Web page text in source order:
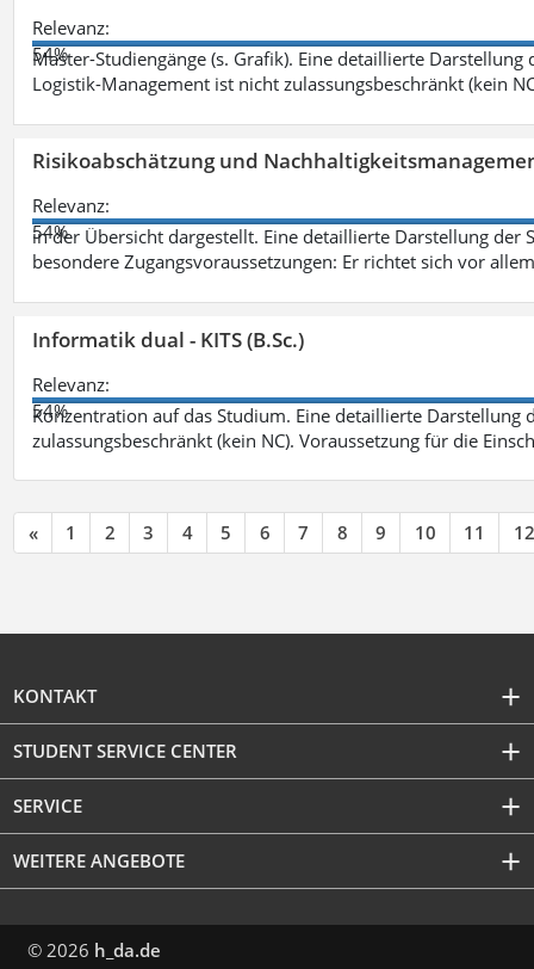
Relevanz:
54%
Master-Studiengänge (s. Grafik). Eine detaillierte
Logistik-Management ist nicht zulassungsbeschränkt (kein
Risikoabschätzung und
Relevanz:
54%
in der Übersicht dargestellt. Eine detaillierte Darstellung der
besondere Zugangsvoraussetzungen: Er richtet sich vor
Informatik dual - KITS (B.Sc.)
Relevanz:
54%
Konzentration auf das Studium. Eine detaillierte
zulassungsbeschränkt (kein NC). Voraussetzung für die
« 1 2 3 4 5 6 7 8 9 10 11 12
KONTAKT
STUDENT SERVICE CENTER
SERVICE
WEITERE ANGEBOTE
© 2026 h_da.de